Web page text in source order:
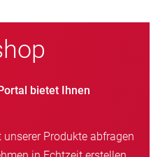
bietet Ihnen
Produkte abfragen